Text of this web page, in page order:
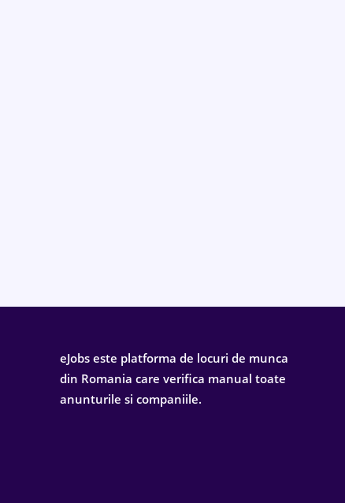
eJobs este platforma de locuri de munca
din Romania care verifica manual toate
anunturile si companiile.